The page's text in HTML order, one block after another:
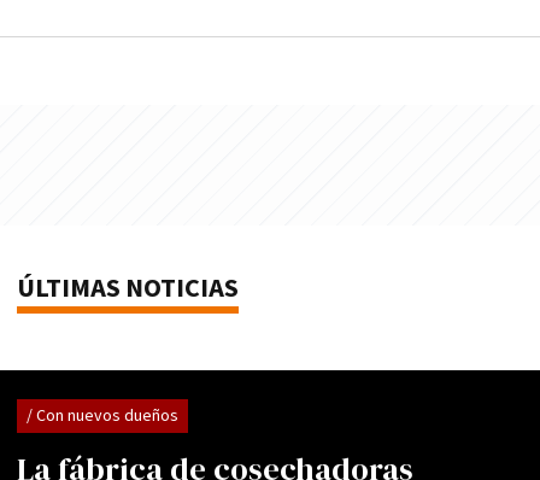
ÚLTIMAS NOTICIAS
La fábrica de cosechadoras
/ Con nuevos dueños